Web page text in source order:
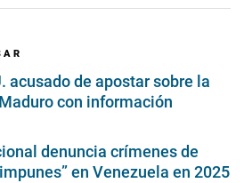
acusado de apostar sobre la
con información
denuncia crímenes de
en Venezuela en 2025